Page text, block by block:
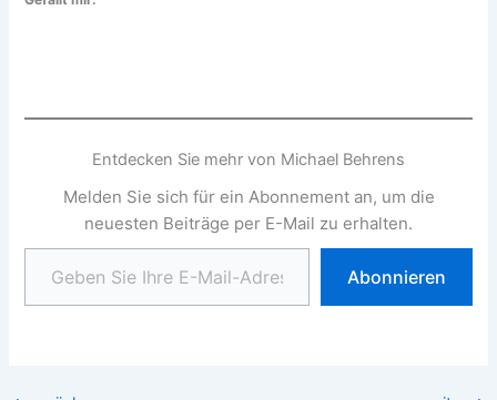
Entdecken Sie mehr von Michael Behrens
Melden Sie sich für ein Abonnement an, um die
neuesten Beiträge per E-Mail zu erhalten.
Geben Sie Ihre E-Mail-Adresse ein ...
Abonnieren